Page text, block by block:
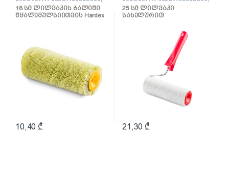
ლილვაკი და აქსესუარები
18 სმ ლილვაკის ბალიში
წყალემულსიითვის Hardex
10,40 ₾
ლილვაკი და აქსესუარები
25 სმ ლილვაკი
სახელურით
21,30 ₾